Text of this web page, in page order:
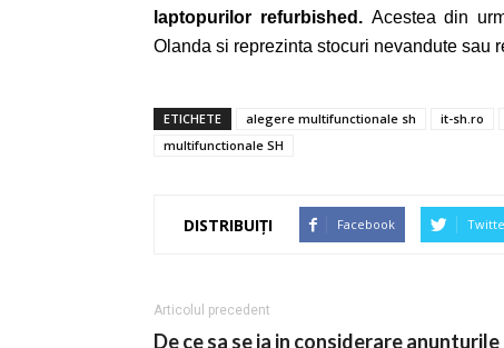
laptopuri lor refurbished. Acestea din
Olanda si reprezinta stocuri nevandute sau
ETICHETE alegere multifunctionale sh it-sh.ro
multifunctionale SH
DISTRIBUIȚI Facebook
Articolul precedent
De ce sa se ia in considerare anunturile